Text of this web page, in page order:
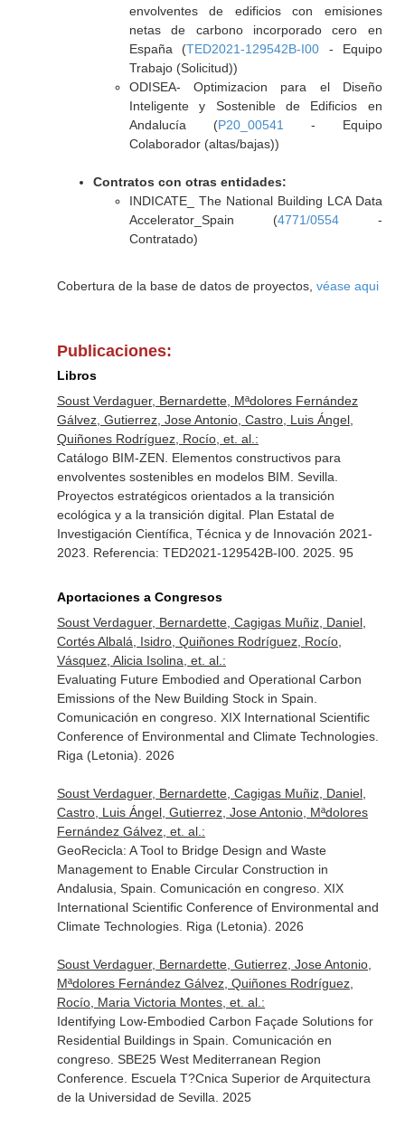
envolventes de edificios con emisiones
netas de carbono incorporado cero en
España (TED2021-129542B-I00 - Equipo
Trabajo (Solicitud))
ODISEA- Optimizacion para el Diseño
Inteligente y Sostenible de Edificios en
Andalucía (P20_00541
- Equipo
Colaborador (altas/bajas))
Contratos con otras entidades:
INDICATE_ The National Building LCA Data
Accelerator_Spain (4771/0554-
Contratado)
Cobertura de la base de datos de proyectos, véase aqui
Publicaciones:
Libros
Soust Verdaguer, Bernardette, Mªdolores Fernández
Gálvez, Gutierrez, Jose Antonio, Castro, Luis Ángel,
Quiñones Rodríguez, Rocío, et. al.:
Catálogo BIM-ZEN. Elementos constructivos para
envolventes sostenibles en modelos BIM. Sevilla.
Proyectos estratégicos orientados a la transición
ecológica y a la transición digital. Plan Estatal de
Investigación Científica, Técnica y de Innovación 2021-
2023. Referencia: TED2021-129542B-I00. 2025. 95
Aportaciones a Congresos
Soust Verdaguer, Bernardette, Cagigas Muñiz, Daniel,
Cortés Albalá, Isidro, Quiñones Rodríguez, Rocío,
Vásquez, Alicia Isolina, et. al.:
Evaluating Future Embodied and Operational Carbon
Emissions of the New Building Stock in Spain.
Comunicación en congreso. XIX International Scientific
Conference of Environmental and Climate Technologies.
Riga (Letonia). 2026
Soust Verdaguer, Bernardette, Cagigas Muñiz, Daniel,
Castro, Luis Ángel, Gutierrez, Jose Antonio, Mªdolores
Fernández Gálvez, et. al.:
GeoRecicla: A Tool to Bridge Design and Waste
Management to Enable Circular Construction in
Andalusia, Spain. Comunicación en congreso. XIX
International Scientific Conference of Environmental and
Climate Technologies. Riga (Letonia). 2026
Soust Verdaguer, Bernardette, Gutierrez, Jose Antonio,
Mªdolores Fernández Gálvez, Quiñones Rodríguez,
Rocío, Maria Victoria Montes, et. al.:
Identifying Low-Embodied Carbon Façade Solutions for
Residential Buildings in Spain. Comunicación en
congreso. SBE25 West Mediterranean Region
Conference. Escuela T?Cnica Superior de Arquitectura
de la Universidad de Sevilla. 2025